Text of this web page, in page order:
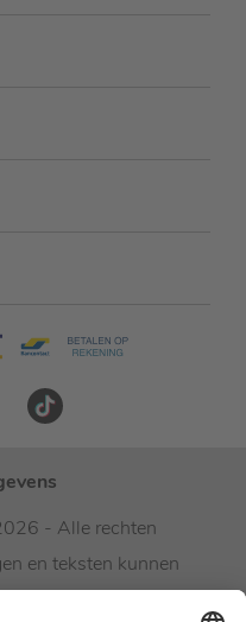
- Alle rechten
en teksten kunnen